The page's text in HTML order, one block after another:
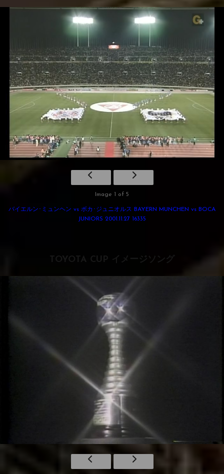
Image 1 of 5
バイエルン･ミュンヘン vs ボカ･ジュニオルス BAYERN MUNCHEN vs BOCA
JUNIORS 2001.11.27 16335